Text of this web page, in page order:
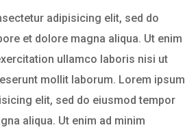
adipisicing elit, sed do
et dolore magna aliqua. Ut enim
ullamco laboris nisi ut
mollit laborum. Lorem ipsum
elit, sed do eiusmod tempor
aliqua. Ut enim ad minim